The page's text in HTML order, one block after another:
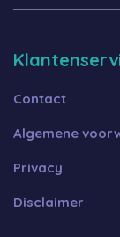
Contact
Algemene
Privacy
Disclaimer